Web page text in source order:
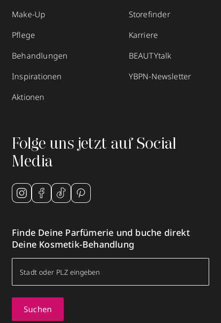
Make-Up
Pflege
Behandlungen
Inspirationen
Aktionen
Storefinder
Karriere
BEAUTYtalk
YBPN-Newsletter
Folge uns jetzt auf Social
Media
Finde Deine Parfümerie und buche direkt
Deine Kosmetik-Behandlung
Suchen